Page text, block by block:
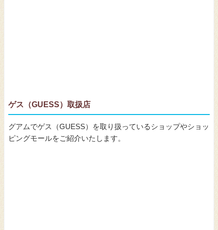
ゲス（GUESS）取扱店
グアムでゲス（GUESS）を取り扱っているショップやショッ
ピングモールをご紹介いたします。